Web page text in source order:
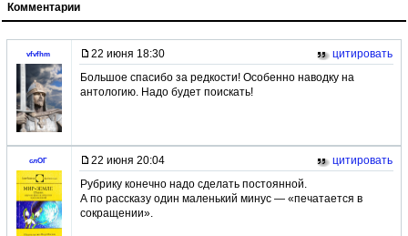
Комментарии
vfvfhm 22 июня 18:30
цитировать
Большое спасибо за редкости! Особенно наводку на
антологию. Надо будет поискать!
слОГ 22 июня 20:04
цитировать
Рубрику конечно надо сделать постоянной.
А по рассказу один маленький минус — «печатается в
сокращении».